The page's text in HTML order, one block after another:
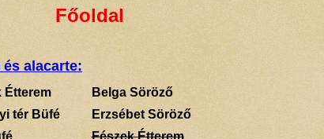
Főoldal
és alacarte:
Étterem
Belga Söröző
tér Büfé
Erzsébet Söröző
Fészek Étterem